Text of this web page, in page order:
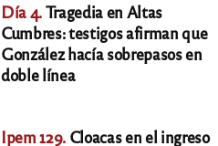
Día 4.Tragedia en Altas
Cumbres: testigos afirman que
González hacía sobrepasos en
doble línea
Ipem 129. Cloacas en el ingreso